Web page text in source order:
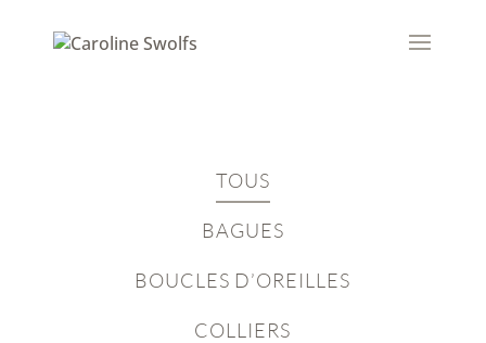
TOUS
BAGUES
BOUCLES D’OREILLES
COLLIERS